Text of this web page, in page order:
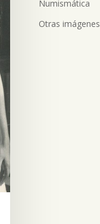
Numismática
Otras imágenes